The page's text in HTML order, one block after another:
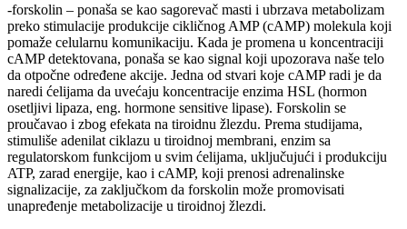
-forskolin – ponaša se kao sagorevač masti i ubrzava metabolizam
preko stimulacije produkcije cikličnog AMP (cAMP) molekula koji
pomaže celularnu komunikaciju. Kada je promena u koncentraciji
cAMP detektovana, ponaša se kao signal koji upozorava naše telo
da otpočne određene akcije. Jedna od stvari koje cAMP radi je da
naredi ćelijama da uvećaju koncentracije enzima HSL (hormon
osetljivi lipaza, eng. hormone sensitive lipase). Forskolin se
proučavao i zbog efekata na tiroidnu žlezdu. Prema studijama,
stimuliše adenilat ciklazu u tiroidnoj membrani, enzim sa
regulatorskom funkcijom u svim ćelijama, uključujući i produkciju
ATP, zarad energije, kao i cAMP, koji prenosi adrenalinske
signalizacije, za zaključkom da forskolin može promovisati
unapređenje metabolizacije u tiroidnoj žlezdi.